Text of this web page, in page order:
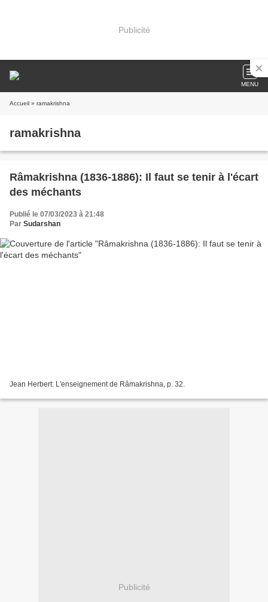
Publicité
MENU
Accueil » ramakrishna
ramakrishna
Râmakrishna (1836-1886): Il faut se tenir à l'écart
des méchants
Publié le 07/03/2023 à 21:48
Par Sudarshan
Jean Herbert: L'enseignement de Râmakrishna, p. 32.
Publicité